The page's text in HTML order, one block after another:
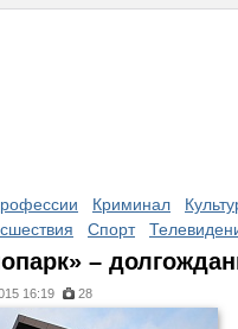
Криминал
Спорт
–
16:19 28